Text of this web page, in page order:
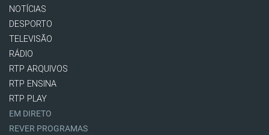
NOTÍCIAS
DESPORTO
TELEVISÃO
RÁDIO
RTP ARQUIVOS
RTP ENSINA
RTP PLAY
EM DIRETO
REVER PROGRAMAS